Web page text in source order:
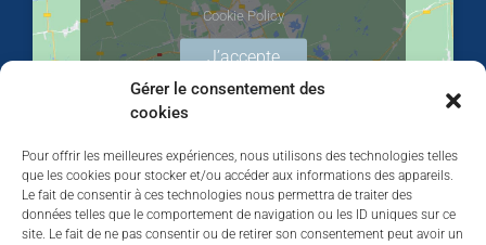
Gérer le consentement des
cookies
Pour offrir les meilleures expériences, nous utilisons des technologies telles
que les cookies pour stocker et/ou accéder aux informations des appareils.
Le fait de consentir à ces technologies nous permettra de traiter des
données telles que le comportement de navigation ou les ID uniques sur ce
site. Le fait de ne pas consentir ou de retirer son consentement peut avoir un
Cookie Policy
J’accepte